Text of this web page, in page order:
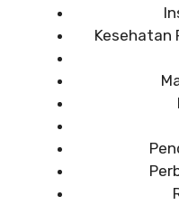
Kesehatan